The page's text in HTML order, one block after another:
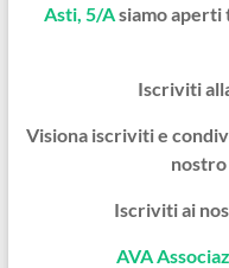
Asti, 5/Asiamo aperti
Iscriviti
Visiona iscriviti e
Iscriviti ai
AVA